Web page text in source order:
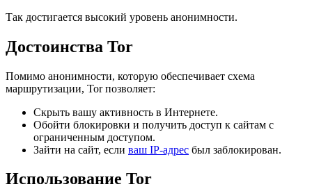
Так достигается высокий уровень анонимности.
Достоинства Tor
Помимо анонимности, которую обеспечивает схема
маршрутизации, Tor позволяет:
Скрыть вашу активность в Интернете.
Обойти блокировки и получить доступ к сайтам с
ограниченным доступом.
Зайти на сайт, если ваш IP-адрес был заблокирован.
Использование Tor